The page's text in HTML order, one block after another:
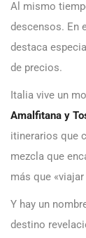
Al mismo
descensos. En
destaca
de precios.
Italia vive un
Amalfitana y
itinerarios que
mezcla que
más que «viajar
Y hay un
destino